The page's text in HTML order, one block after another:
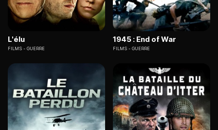
L'élu
FILMS GUERRE
1945 : End of War
FILMS GUERRE